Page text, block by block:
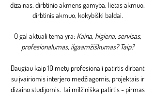
dizainas, dirbtinio akmens gamyba, lietas akmuo,
dirbtinis akmuo, kokybiški baldai.
O gal aktuali tema yra: Kaina, higiena, servisas,
profesionalumas, ilgaamžiškumas?Taip?
Daugiau kaip 10 metų profesionali patirtis dirbant
su įvairiomis interjero medžiagomis, projektais ir
dizaino studijomis. Tai milžiniška patirtis - pirmas